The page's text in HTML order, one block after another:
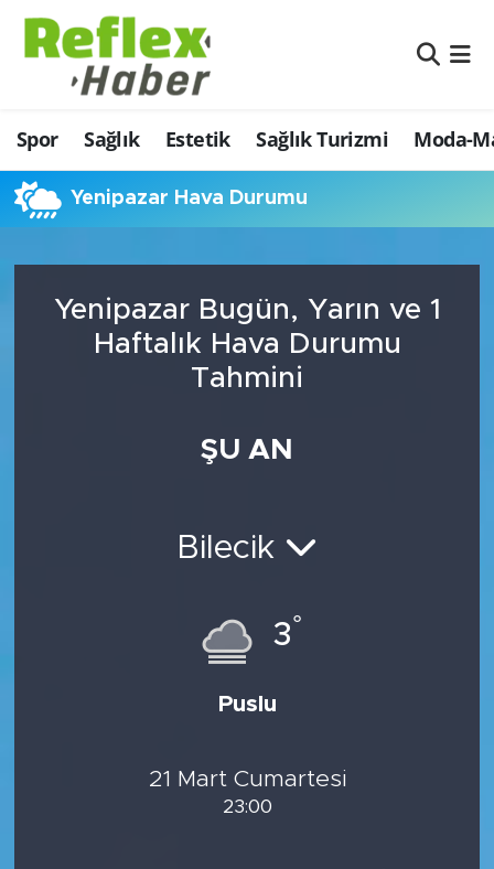
Spor Sağlık Estetik Sağlık Turizmi Moda-
Yenipazar Hava Durumu
Yenipazar Bugün, Yarın ve 1
Haftalık Hava Durumu
Tahmini
ŞU AN
Bilecik
3°
Puslu
21 Mart Cumartesi
23:00
Eğitim
Estetik
Firmalardan
İş ve Ekonomi
Moda-Magazin-Eğlence
Nöbetçi Eczaneler
Hava Durumu
Namaz Vakitleri
Şampiyonlar Ligi Puan Durumu ve Fikstür
Tüm Manşetler